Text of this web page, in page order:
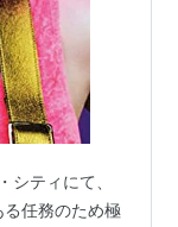
ティにて、
任務のため極